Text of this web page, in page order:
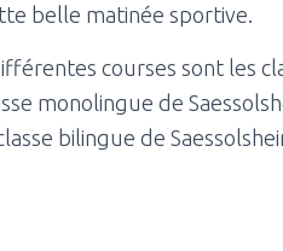
belle matinée sportive.
courses sont les
monolingue de
bilingue de